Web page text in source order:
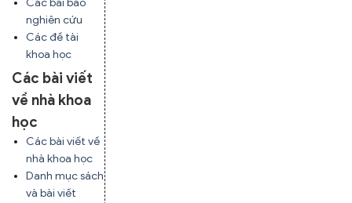
Các bài báo
nghiên cứu
Các đề tài
khoa học
Các bài viết
về nhà khoa
học
Các bài viết về
nhà khoa học
Danh mục sách
và bài viết